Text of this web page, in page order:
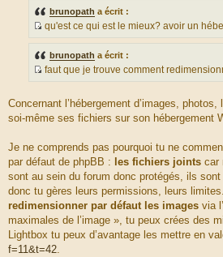
e
d
m
e
a
g
brunopath a écrit :
o
u
e
d
m
e
s
s
a
g
e
qu'est ce qui est le mieux? avoir un
brunopath a écrit :
u
r
e
d
u
m
e
s
s
faut que je trouve comment
Concernant l’hébergement d’images,
soi-même ses fichiers sur son hébergement
Je ne comprends pas pourquoi tu ne
par défaut de phpBB : les fichiers joints car
sont au sein du forum donc protégés, ils
donc tu gères leurs permissions, leurs limites.
redimensionner par défaut les images via
maximales de l’image », tu peux crées des
Lightbox tu peux d’avantage les mettre en
f=11&t=42.